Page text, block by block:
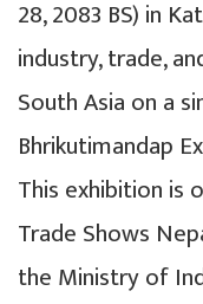
28, 2083 BS) in
industry, trade,
South Asia on a
Bhrikutimandap
This exhibition is
Trade Shows
the Ministry of